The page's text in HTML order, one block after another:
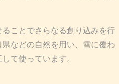
ことでさらなる創り込みを行
などの自然を用い、雪に覆わ
して使っています。